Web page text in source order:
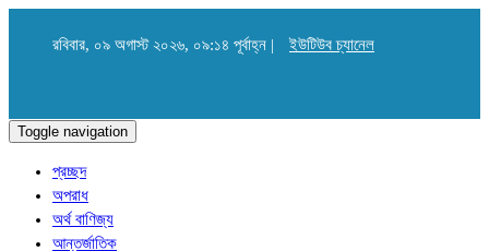
রবিবার, ০৯ অগাস্ট ২০২৬, ০৯:১৪ পূর্বাহ্ন | ইউটিউব চ্যানেল
Toggle navigation
প্রচ্ছদ
অপরাধ
অর্থ বাণিজ্য
আন্তর্জাতিক